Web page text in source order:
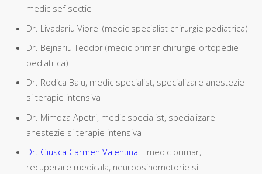
medic sef sectie
Dr. Livadariu Viorel (medic specialist chirurgie pediatrica)
Dr. Bejnariu Teodor (medic primar chirurgie-ortopedie
pediatrica)
Dr. Rodica Balu, medic specialist, specializare anestezie
si terapie intensiva
Dr. Mimoza Apetri, medic specialist, specializare
anestezie si terapie intensiva
Dr. Giusca Carmen Valentina – medic primar,
recuperare medicala, neuropsihomotorie si